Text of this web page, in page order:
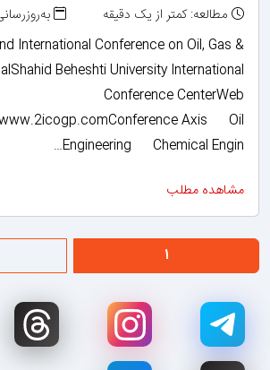
مطالعه: کمتر از یک دقیقه
به‌روزرسانی: ۱۳۹۳/
International Conference on Oil, Gas &
Beheshti University International
Conference CenterWeb
Axis Oil
Engineering Chemical Engin…
مشاهده مطلب
۱